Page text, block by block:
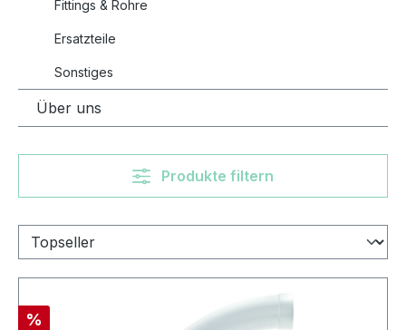
Fittings & Rohre
Ersatzteile
Sonstiges
Über uns
Produkte filtern
Rabatt
%